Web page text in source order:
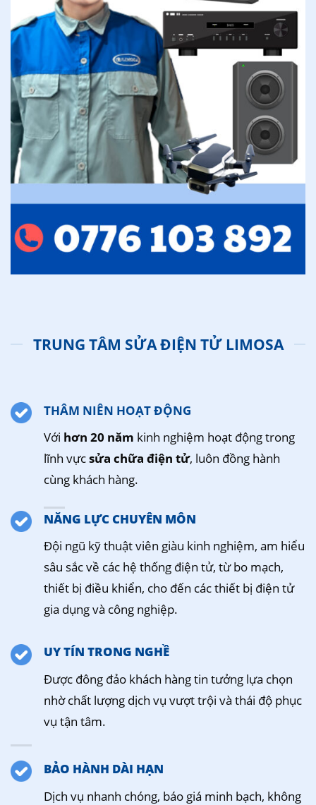
TRUNG TÂM SỬA ĐIỆN TỬ LIMOSA
THÂM NIÊN HOẠT ĐỘNG
Với hơn 20 năm kinh nghiệm hoạt động trong
lĩnh vựcsửa chữa điện tử, luôn đồng hành
cùng khách hàng.
NĂNG LỰC CHUYÊN MÔN
Đội ngũ kỹ thuật viên giàu kinh nghiệm, am hiểu
sâu sắc về các hệ thống điện tử, từ bo mạch,
thiết bị điều khiển, cho đến các thiết bị điện tử
gia dụng và công nghiệp.
UY TÍN TRONG NGHỀ
Được đông đảo khách hàng tin tưởng lựa chọn
nhờ chất lượng dịch vụ vượt trội và thái độ phục
vụ tận tâm.
BẢO HÀNH DÀI HẠN
Dịch vụ nhanh chóng, báo giá minh bạch, không